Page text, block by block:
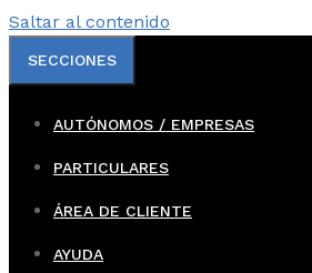
Saltar al contenido
SECCIONES
AUTÓNOMOS / EMPRESAS
PARTICULARES
ÁREA DE CLIENTE
AYUDA